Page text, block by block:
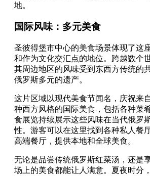
地。
国际风味：多元美食
圣彼得堡市中心的美食场景体现了这
和作为文化交汇点的地位。跨越数个
其周边地区的风味受到东西方传统的
俄罗斯多元的遗产。
这片区域以现代美食节闻名，庆祝来
种西方风格的国际美食，包括各种菜
食展览持续展示这些风味在当代俄罗
性。游客可以在这里找到各种私人餐
高端餐厅，提供本地和全球美食。
无论是品尝传统俄罗斯红菜汤，还是
场上的美食都能让人满意。夏夜时分